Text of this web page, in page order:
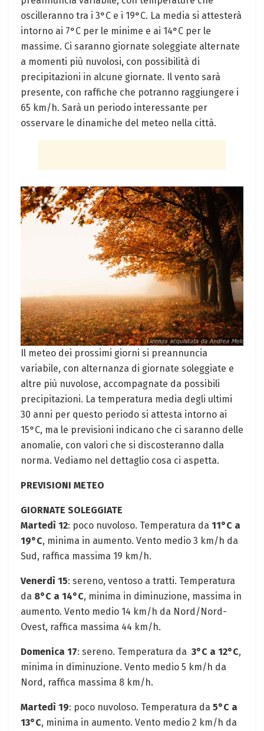
oscilleranno tra i 3°C e ​i 19°C. La​ media si attesterà
intorno ai 7°C per le minime e ai 14°C per le⁢
massime. Ci saranno giornate soleggiate alternate
a ⁣momenti più nuvolosi, con ⁤possibilità di
precipitazioni in alcune giornate. Il vento sarà
presente, con​ raffiche che potranno raggiungere ⁤i
65 km/h. Sarà un periodo interessante per
osservare le dinamiche⁤ del meteo nella città.
Il meteo‌ dei prossimi‍ giorni si preannuncia‍
variabile, con alternanza⁢ di giornate soleggiate e
altre più ⁣nuvolose, accompagnate da possibili
precipitazioni. La temperatura media degli ⁣ultimi
‌30 anni per⁤ questo periodo si ⁣attesta ​intorno ai
15°C, ma ‌le previsioni indicano che ci saranno delle
anomalie, con valori che si ⁤discosteranno dalla
norma. Vediamo nel dettaglio⁢ cosa ci aspetta.
PREVISIONI METEO
GIORNATE ⁤SOLEGGIATE
Martedì 12: poco nuvoloso. Temperatura da 11°C a
19°C, ‌minima in⁢ aumento. Vento medio 3 ⁣km/h da
Sud, raffica⁤ massima 19⁤ km/h. ⁣
Venerdì 15: sereno, ventoso a tratti. Temperatura
da 8°C ⁣a 14°C, minima‌ in diminuzione, massima in
aumento. Vento medio 14 km/h da Nord/Nord-
Ovest, raffica massima 44 km/h.
Domenica 17: sereno. ‍Temperatura ⁤da ⁤ 3°C a 12°C,
minima in diminuzione. Vento medio ⁤5 km/h da​
Nord, raffica massima 8⁤ km/h.
Martedì 19:⁤ poco⁢ nuvoloso. Temperatura da‍ 5°C a
13°C, minima⁤ in aumento. Vento medio 2 km/h ⁢da